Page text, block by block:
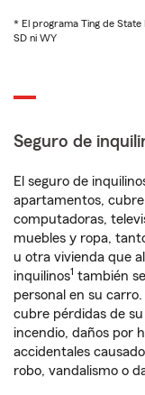
* El programa Ting de State
SD ni WY
Seguro de
El seguro de
apartamentos,
computadoras,
muebles y ropa,
u otra vivienda que
inquilinos1 también
personal en su
cubre pérdidas de
incendio, daños por
accidentales
robo, vandalismo o